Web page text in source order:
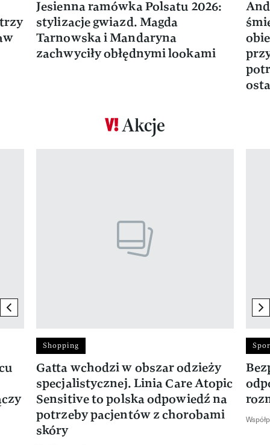
Jesienna ramówka Polsatu 2026:
stylizacje gwiazd. Magda
Tarnowska i Mandaryna
zachwyciły obłędnymi lookami
Akcje
previous element
Shopping
Gatta wchodzi w obszar odzieży
specjalistycznej. Linia Care Atopic
Sensitive to polska odpowiedź na
potrzeby pacjentów z chorobami
skóry